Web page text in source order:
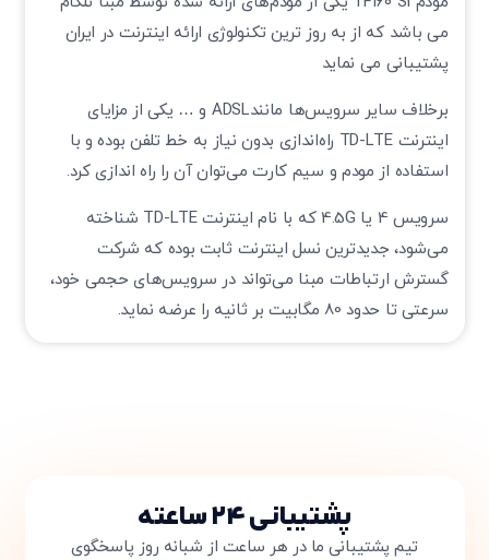
می باشد که از به روز ترین تکنولوژی ارائه اینترنت در ایران
پشتیبانی می نماید
برخلاف سایر سرویس‌ها مانندADSL و … یکی از مزایای
اینترنت TD-LTE راه‌اندازی بدون نیاز به خط تلفن بوده و با
استفاده از مودم و سیم کارت می‌توان آن را راه اندازی کرد.
سرویس 4 یا 4.5G که با نام اینترنت TD-LTE شناخته
می‌شود، جدیدترین نسل اینترنت ثابت بوده که شرکت
گسترش ارتباطات مبنا می‌تواند در سرویس‌های حجمی خود،
سرعتی تا حدود 80 مگابیت بر ثانیه را عرضه نماید.
پشتیبانی ۲۴ ساعته
تیم پشتیبانی ما در هر ساعت از شبانه روز پاسخگوی
تایید کد